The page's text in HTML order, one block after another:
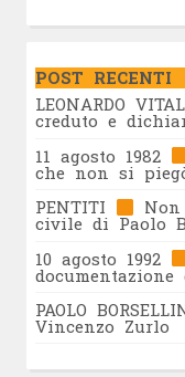
POST RECENTI
LEONARDO
creduto e
11 agosto 1982
che non si
PENTITI
civile di Paolo
10 agosto 1992
PAOLO
Vincenzo Zurlo